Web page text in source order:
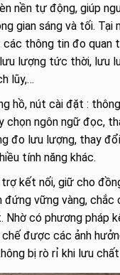
nền tự động, giúp
gian sáng và tối. Tại
các thông tin đo quan
lượng tức thời, lưu
lũy,…
hồ, nút cài đặt :
chọn ngôn ngữ đọc,
đo lưu lượng, thay
tính năng khác.
kết nối, giữ cho
đứng vững vàng, chắc
Nhờ có phương pháp
chế được các ảnh
bị rò rỉ khi lưu